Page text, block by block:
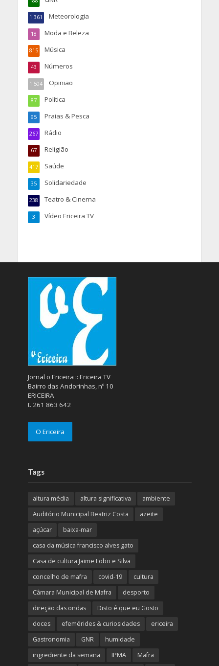
Meteorologia
1.361
Moda e Beleza
18
Música
815
Números
43
Opinião
1.504
Política
87
Praias & Pesca
95
Rádio
267
Religião
67
Saúde
417
Solidariedade
35
Teatro & Cinema
238
Vídeo Ericeira TV
3
Jornal o Ericeira :: Ericeira TV
Bairro das Andorinhas, nº 10
ERICEIRA
t. 261 863 642
O Ericeira
Tags
altura média altura significativa
ambiente
Auditório Municipal Beatriz Costa
azeite
açúcar
baixa-mar
casa da música francisco alves gato
Casa de cultura Jaime Lobo e Silva
concelho de mafra
covid-19
cultura
Câmara Municipal de Mafra
desporto
direção das ondas
Disto é que eu Gosto
doces
efemérides & curiosidades
ericeira
Gastronomia
GNR
humidade
ingrediente da semana
IPMA Mafra